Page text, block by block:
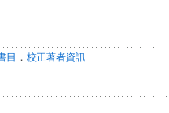
目 ． 校正著者資訊